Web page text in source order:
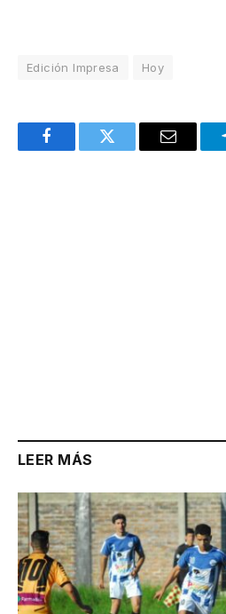
Edición Impresa Hoy
FacebookTwitter Email
LEER MÁS